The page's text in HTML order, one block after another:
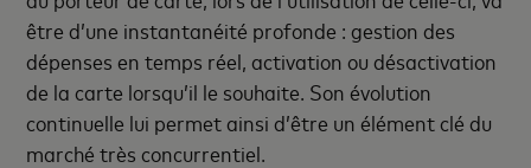
être d’une instantanéité profonde : gestion des
dépenses en temps réel, activation ou désactivation
de la carte lorsqu’il le souhaite. Son évolution
continuelle lui permet ainsi d’être un élément clé du
marché très concurrentiel.